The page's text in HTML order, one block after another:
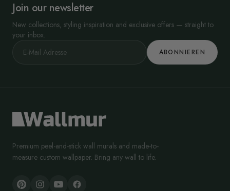
Join our newsletter
New collections, styling inspiration and exclusive offers — straight to
your inbox.
ABONNIEREN
Premium peel-and-stick wall murals and made-to-
measure custom wallpaper. Bring any wall to life.